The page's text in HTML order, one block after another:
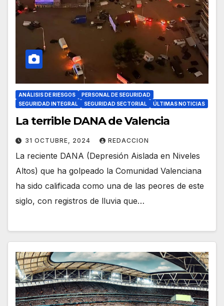
ANÁLISIS DE RIESGOS
PERSONAL DE SEGURIDAD
SEGURIDAD INTEGRAL
SEGURIDAD SECTORIAL ÚLTIMAS NOTICIAS
La terrible DANA de Valencia
31 OCTUBRE, 2024 REDACCION
La reciente DANA (Depresión Aislada en Niveles
Altos) que ha golpeado la Comunidad Valenciana
ha sido calificada como una de las peores de este
siglo, con registros de lluvia que…